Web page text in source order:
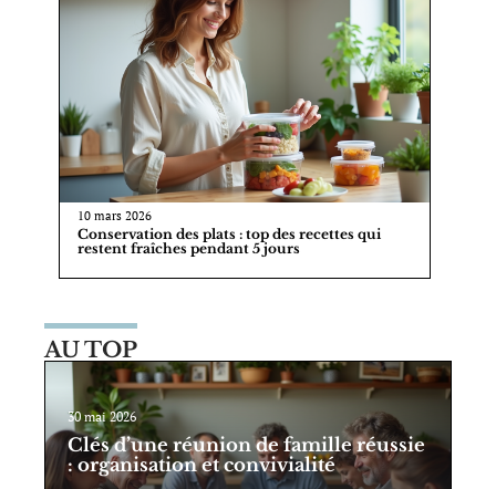
10 mars 2026
Conservation des plats : top des recettes qui
restent fraîches pendant 5 jours
AU TOP
30 mai 2026
Clés d’une réunion de famille réussie
: organisation et convivialité